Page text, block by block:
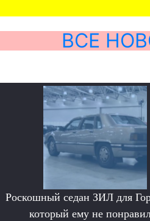
ВСЕ
Роскошный седан ЗИЛ для
который ему не